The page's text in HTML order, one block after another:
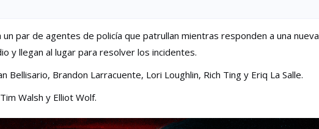
un par de agentes de policía que patrullan mientras responden a una nueva
y llegan al lugar para resolver los incidentes.
Bellisario, Brandon Larracuente, Lori Loughlin, Rich Ting y Eriq La Salle.
Tim Walsh y Elliot Wolf.